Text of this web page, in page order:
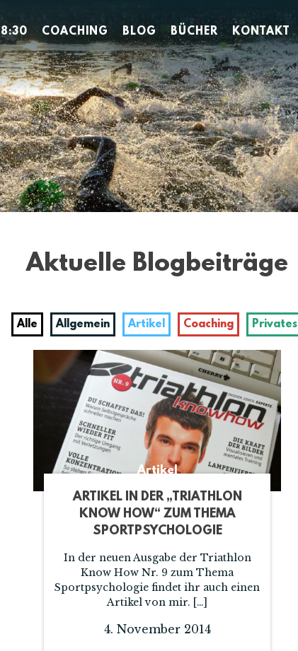
8:30 COACHING BLOG BÜCHER KONTAKT
Aktuelle Blogbeiträge
Alle Allgemein Artikel Coaching Privates
Artikel
ARTIKEL IN DER „TRIATHLON
KNOW HOW“ ZUM THEMA
SPORTPSYCHOLOGIE
In der neuen Ausgabe der Triathlon
Know How Nr. 9 zum Thema
Sportpsychologie findet ihr auch einen
Artikel von mir. […]
4. November 2014